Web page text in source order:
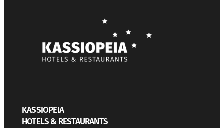
KASSIOPEIA
HOTELS & RESTAURANTS